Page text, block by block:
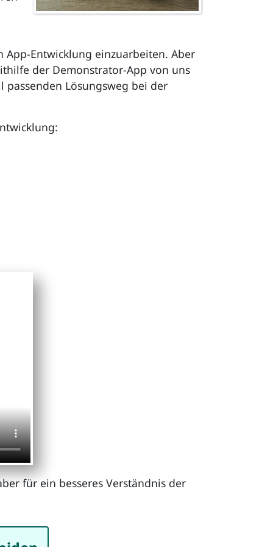
App-Entwicklung einzuarbeiten. Aber
der Demonstrator-App von uns
Lösungsweg bei der
für ein besseres Verständnis der